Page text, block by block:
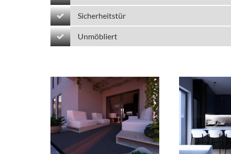
Sicherheitstür
Unmöbliert